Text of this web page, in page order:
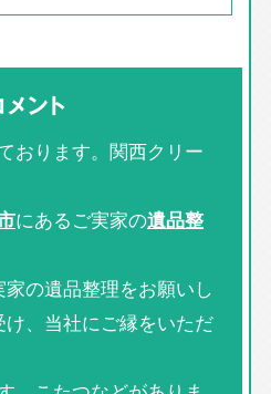
ント
おります。関西クリー
にあるご実家の遺品整
家の遺品整理をお願いし
け、当社にご縁をいただ